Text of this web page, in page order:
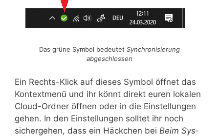
Das grü­ne Sym­bol bedeu­tet Syn­chro­ni­sie­rung
abgeschlossen
Ein Rechts-Klick auf die­ses Sym­bol öff­net das
Kon­text­me­nü und ihr könnt direkt euren loka­len
Cloud-Ord­ner öff­nen oder in die Ein­stel­lun­gen
gehen. In den Ein­stel­lun­gen soll­tet ihr noch
sicher­ge­hen, dass ein Häck­chen bei Beim Sys­